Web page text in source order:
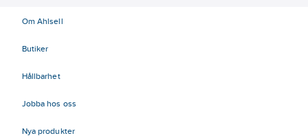
Om Ahlsell
Butiker
Hållbarhet
Jobba hos oss
Nya produkter